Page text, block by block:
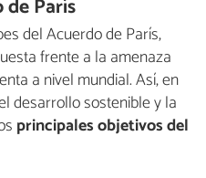
París
del Acuerdo de París,
frente a la amenaza
a nivel mundial. Así, en
desarrollo sostenible y la
principales objetivos del